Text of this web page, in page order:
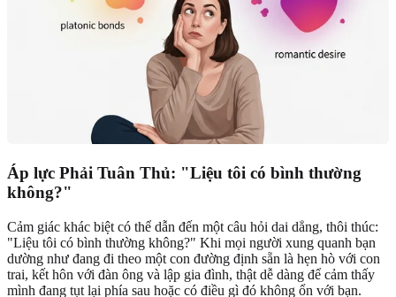
Áp lực Phải Tuân Thủ: "Liệu tôi có bình thường
không?"
Cảm giác khác biệt có thể dẫn đến một câu hỏi dai dẳng, thôi thúc:
"Liệu tôi có bình thường không?" Khi mọi người xung quanh bạn
dường như đang đi theo một con đường định sẵn là hẹn hò với con
trai, kết hôn với đàn ông và lập gia đình, thật dễ dàng để cảm thấy
mình đang tụt lại phía sau hoặc có điều gì đó không ổn với bạn.